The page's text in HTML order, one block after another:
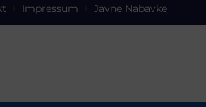
Impressum Javne Nabavke